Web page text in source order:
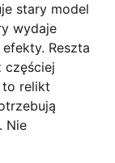
stary model
wydaje
Reszta
częściej
to relikt
Nie